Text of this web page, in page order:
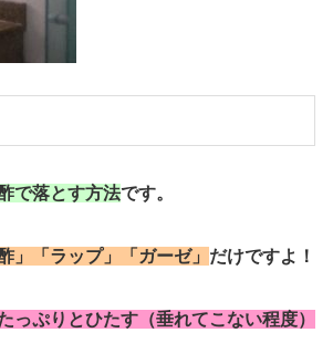
で落とす方法です。
酢」「ラップ」「ガーゼ」 だけですよ！
っぷりとひたす（垂れてこない程度）